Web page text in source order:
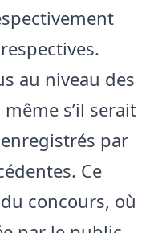
au niveau des
s’il serait
par
Ce
concours, où